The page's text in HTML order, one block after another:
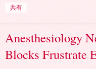
共有
Anesthesiology
Blocks Frustrate